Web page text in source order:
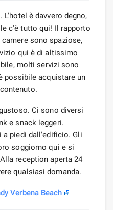
è davvero degno,
c'è tutto qui! Il rapporto
sono spaziose,
qui è di altissimo
molti servizi sono
possibile acquistare un
Ci sono diversi
e snack leggeri.
a piedi dall'edificio. Gli
soggiorno qui e si
reception aperta 24
qualsiasi domanda.
Verbena Beach